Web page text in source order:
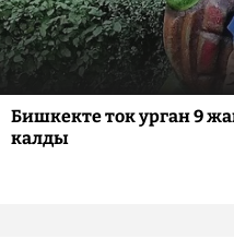
Бишкекте ток урган 9
калды